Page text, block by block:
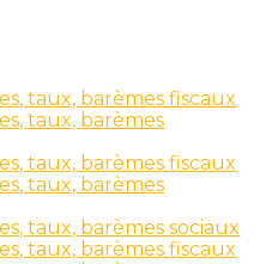
taux, barèmes fiscaux
taux, barèmes
taux, barèmes fiscaux
taux, barèmes
taux, barèmes sociaux
taux, barèmes fiscaux